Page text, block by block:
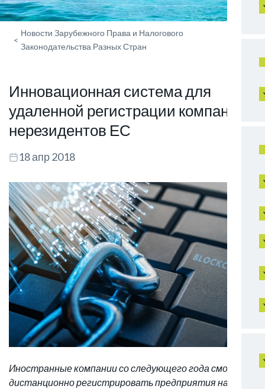
<
Новости Зарубежного Права и Налогового
Законодательства Разных Стран
Инновационная система для
удаленной регистрации компаний-
нерезидентов ЕС
18 апр 2018
Иностранные компании со следующего года смогут
дистанционно регистрировать предприятия на